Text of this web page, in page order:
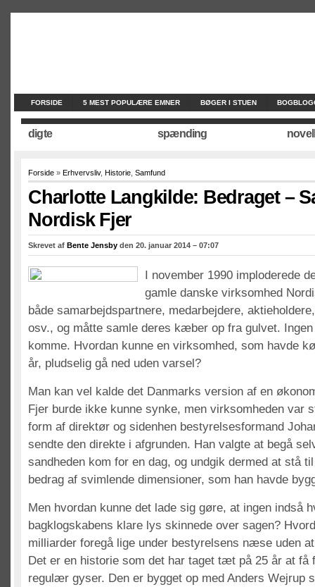
FORSIDE 5 MEST POPULÆRE EMNER BØGER I STUEN
digte spænding
Forside » Erhvervsliv, Historie Samfund
Charlotte Langkilde: Bedraget –
Nordisk Fjer
Skrevet af Bente Jensby den 20. januar 2014 – 07:07
I november 1990 imploderede
gamle danske virksomhed
både samarbejdspartnere, medarbejdere,
osv., og måtte samle deres kæber op fra gulvet.
komme. Hvordan kunne en virksomhed, som havde
år, pludselig gå ned uden varsel?
Man kan vel kalde det Danmarks version af en
Fjer burde ikke kunne synke, men virksomheden var
form af direktør og sidenhen bestyrelsesformand
sendte den direkte i afgrunden. Han valgte at begå
sandheden kom for en dag, og undgik dermed at stå
bedrag af svimlende dimensioner, som han havde
Men hvordan kunne det lade sig gøre, at ingen indså
bagklogskabens klare lys skinnede over sagen?
milliarder foregå lige under bestyrelsens næse uden
Det er en historie som det har taget tæt på 25 år at få
regulær gyser. Den er bygget op med Anders Wejrup